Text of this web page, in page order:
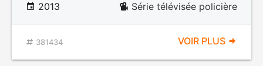
2013 Série télévisée policière
381434 VOIR PLUS